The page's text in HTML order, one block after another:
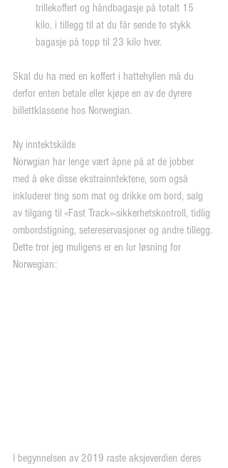
trillekoffert og håndbagasje på totalt 15
kilo, i tillegg til at du får sende to stykk
bagasje på topp til 23 kilo hver.
Skal du ha med en koffert i hattehyllen må du
derfor enten betale eller kjøpe en av de dyrere
billettklassene hos Norwegian.
Ny inntektskilde
Norwgian har lenge vært åpne på at de jobber
med å øke disse ekstrainntektene, som også
inkluderer ting som mat og drikke om bord, salg
av tilgang til «Fast Track»-sikkerhetskontroll, tidlig
ombordstigning, setereservasjoner og andre tillegg.
Dette tror jeg muligens er en lur løsning for
Norwegian:
I begynnelsen av 2019 raste aksjeverdien deres